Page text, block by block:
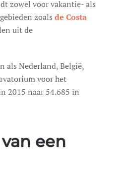
zowel voor vakantie- als
zoals de Costa
uit de
als Nederland, België,
voor het
2015 naar 54.685 in
een